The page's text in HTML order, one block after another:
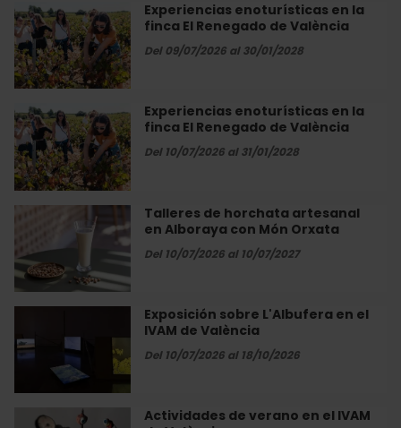
Restaurante
Alegal
de
València
Experiencias enoturísticas en la
finca El Renegado de València
Del 09/07/2026 al 30/01/2028
Experiencias
enoturísticas
en
la
finca
Renegado
de
València
Experiencias enoturísticas en la
finca El Renegado de València
Del 10/07/2026 al 31/01/2028
Experiencias
enoturísticas
en
la
finca
El
Renegado
de
València
Talleres de horchata artesanal
en Alboraya con Món Orxata
Del 10/07/2026 al 10/07/2027
Talleres
horchata
artesanal
en
Alboraya
Món
Orxata
Exposición sobre L'Albufera en el
IVAM de València
Del 10/07/2026 al 18/10/2026
L'Albufera
el
Actividades de verano en el IVAM
Actividades